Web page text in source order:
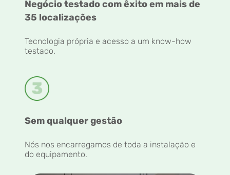
Negócio testado com êxito em mais de
35 localizações
Tecnologia própria e acesso a um know-how
testado.
Sem qualquer gestão
Nós nos encarregamos de toda a instalação e
do equipamento.